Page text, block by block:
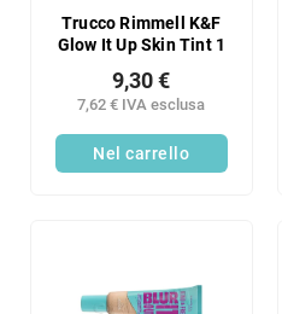
Trucco Rimmell K&F
Glow It Up Skin Tint 1
7,62 € IVA esclusa
9,30 €
Nel carrello